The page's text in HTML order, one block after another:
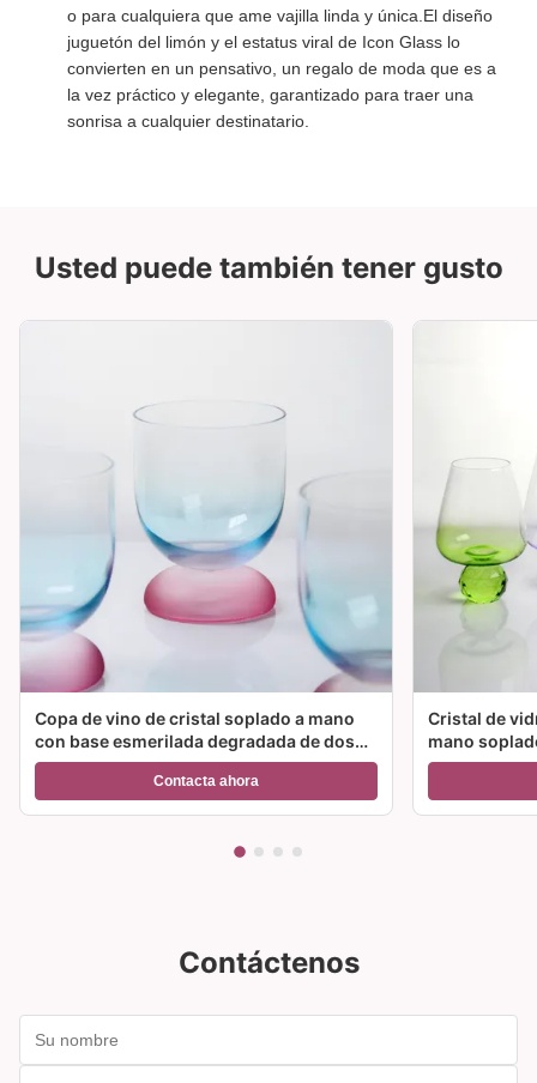
o para cualquiera que ame vajilla linda y única.El diseño
juguetón del limón y el estatus viral de Icon Glass lo
convierten en un pensativo, un regalo de moda que es a
la vez práctico y elegante, garantizado para traer una
sonrisa a cualquier destinatario.
Usted puede también tener gusto
Copa de vino de cristal soplado a mano
con base esmerilada degradada de dos
colores y capacidad de 300 ml para vino,
cóctel y decoración del hogar
Contacta ahora
Cristal de
mano
color y
Contáctenos